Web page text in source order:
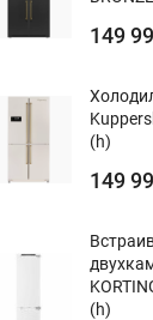
149
(h)
149
(h)